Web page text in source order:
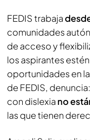
FEDIS trabaja
comunidades
de acceso y
los aspirantes
oportunidades en
de FEDIS,
con dislexia no
las que tienen